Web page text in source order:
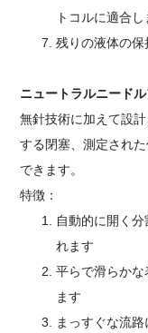
トコルに適合し
残りの液体の保
ニュートラルニード
無針技術に加えて設
する閉塞、測定され
できます。
特徴：
自動的に開く
れます
平らで滑らか
ます
まっすぐな流